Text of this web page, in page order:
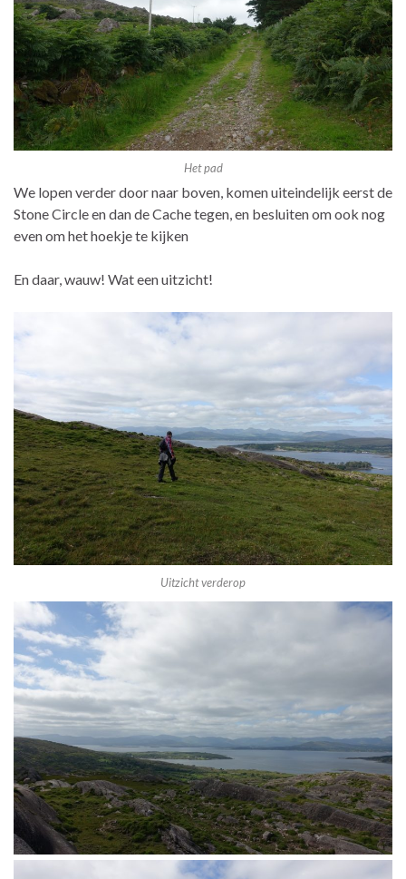
Het pad
We lopen verder door naar boven, komen uiteindelijk eerst de
Stone Circle en dan de Cache tegen, en besluiten om ook nog
even om het hoekje te kijken
En daar, wauw! Wat een uitzicht!
Uitzicht verderop